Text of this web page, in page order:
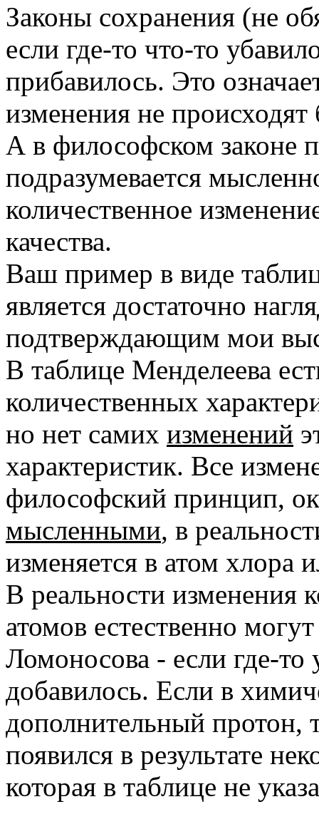
Законы сохранения (не
если где-то что-то
прибавилось. Это
изменения не
А в философском законе
подразумевается
количественное
качества.
Ваш пример в виде
является достаточно
подтверждающим мои
В таблице Менделеева
количественных
но нет самих изменений
характеристик. Все
философский принцип,
мысленными, в
изменяется в атом хлора
В реальности изменения
атомов естественно
Ломоносова - если где-то
добавилось. Если в
дополнительный протон,
появился в результате
которая в таблице не